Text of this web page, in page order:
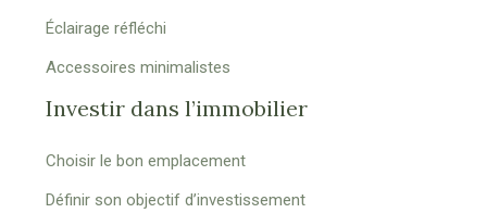
Éclairage réfléchi
Accessoires minimalistes
Investir dans l’immobilier
Choisir le bon emplacement
Définir son objectif d’investissement